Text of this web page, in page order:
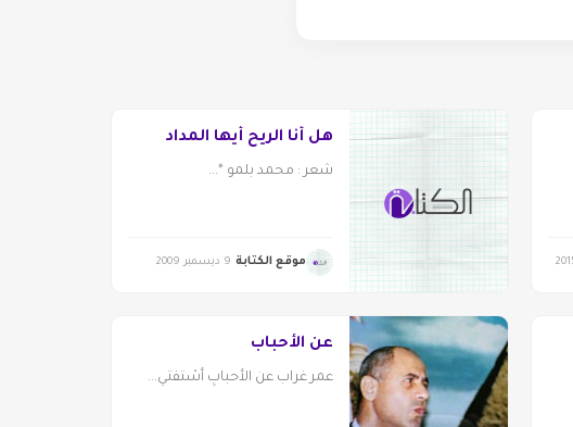
هل أنا الريح أيها المداد
شعر : محمد بلمو *...
موقع الكتابة 9 ديسمبر 2009
عن الأحباب
عمر غراب عن الأحبابِ أسْتفتي...